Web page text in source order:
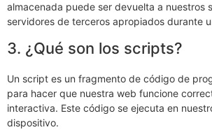
almacenada puede ser devuelta a nuestros
servidores de terceros apropiados durante
3. ¿Qué son los scripts?
Un script es un fragmento de código de
para hacer que nuestra web funcione
interactiva. Este código se ejecuta en
dispositivo.